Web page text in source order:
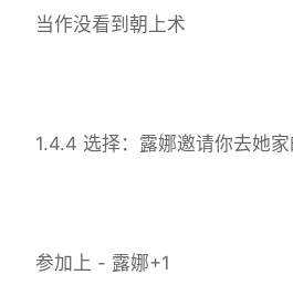
当作没看到朝上术
1.4.4 选择：露娜邀请你去她
参加上 - 露娜+1